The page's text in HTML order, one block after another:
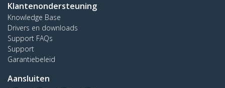
Klantenondersteuning
Knowledge Base
Drivers en downloads
Support FAQs
Support
Garantiebeleid
Aansluiten